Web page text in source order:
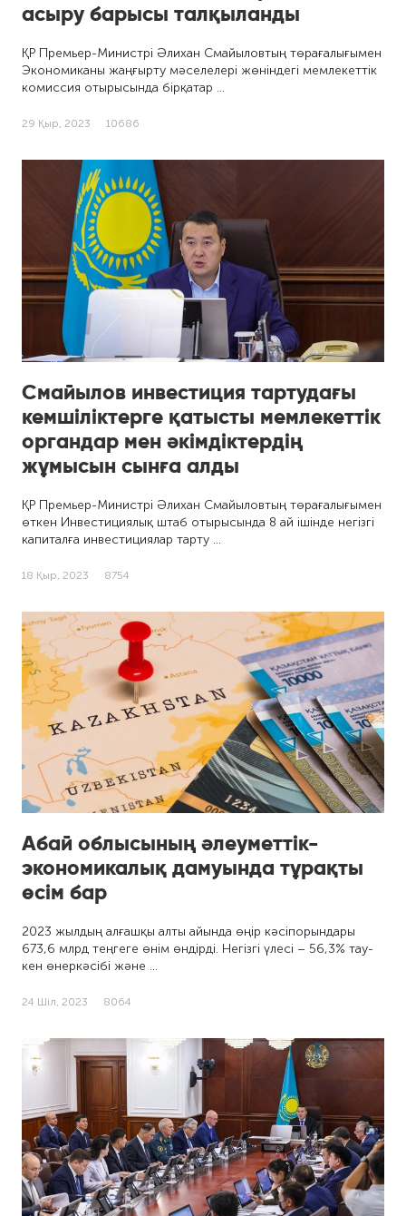
асыру барысы талқыланды
ҚР Премьер-Министрі Әлихан Смайыловтың төрағалығымен
Экономиканы жаңғырту мәселелері жөніндегі мемлекеттік
комиссия отырысында бірқатар …
29 Қыр, 2023 10686
Смайылов инвестиция тартудағы
кемшіліктерге қатысты мемлекеттік
органдар мен әкімдіктердің
жұмысын сынға алды
ҚР Премьер-Министрі Әлихан Смайыловтың төрағалығымен
өткен Инвестициялық штаб отырысында 8 ай ішінде негізгі
капиталға инвестициялар тарту …
18 Қыр, 2023 8754
Абай облысының әлеуметтік-
экономикалық дамуында тұрақты
өсім бар
2023 жылдың алғашқы алты айында өңір кәсіпорындары
673,6 млрд теңгеге өнім өндірді. Негізгі үлесі – 56,3% тау-
кен өнеркәсібі және …
24 Шіл, 2023 8064